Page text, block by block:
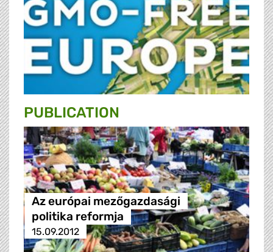
PUBLICATION
Az európai mezőgazdasági
politika reformja
15.09.2012